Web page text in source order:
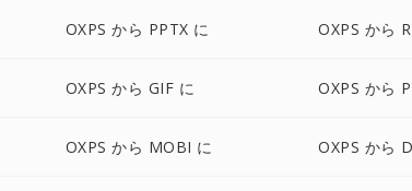
OXPS から PPTX に OXPS から
OXPS から GIF に OXPS から
OXPS から MOBI に OXPS から